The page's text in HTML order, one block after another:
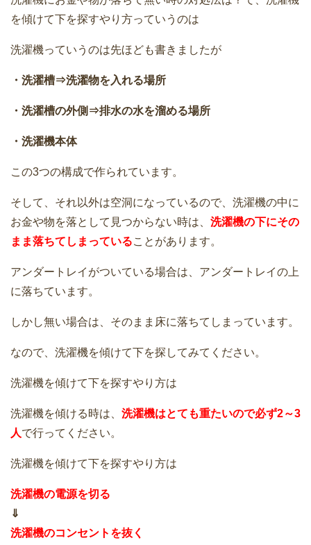
を傾けて下を探すやり方っていうのは
洗濯機っていうのは先ほども書きましたが
・洗濯槽⇒洗濯物を入れる場所
・洗濯槽の外側⇒排水の水を溜める場所
・洗濯機本体
この3つの構成で作られています。
そして、それ以外は空洞になっているので、洗濯機の中に
お金や物を落として見つからない時は、 洗濯機の下にその
まま落ちてしまっていることがあります。
アンダートレイがついている場合は、アンダートレイの上
に落ちています。
しかし無い場合は、そのまま床に落ちてしまっています。
なので、洗濯機を傾けて下を探してみてください。
洗濯機を傾けて下を探すやり方は
洗濯機を傾ける時は、 洗濯機はとても重たいので必ず2～3
人で行ってください。
洗濯機を傾けて下を探すやり方は
洗濯機の電源を切る
⇓
洗濯機のコンセントを抜く